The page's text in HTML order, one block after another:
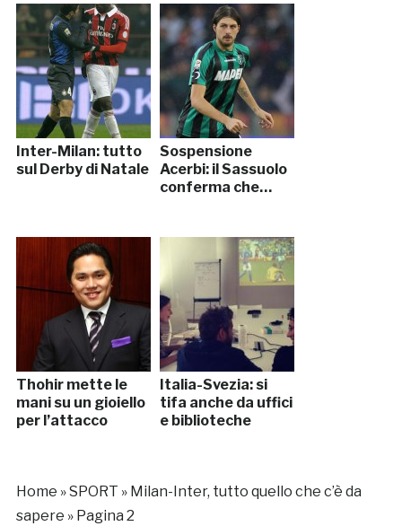
Inter-Milan: tutto
sul Derby di Natale
Sospensione
Acerbi: il Sassuolo
conferma che…
Thohir mette le
mani su un gioiello
per l’attacco
Italia-Svezia: si
tifa anche da uffici
e biblioteche
Home »SPORT » Milan-Inter, tutto quello che c’è da
sapere » Pagina 2